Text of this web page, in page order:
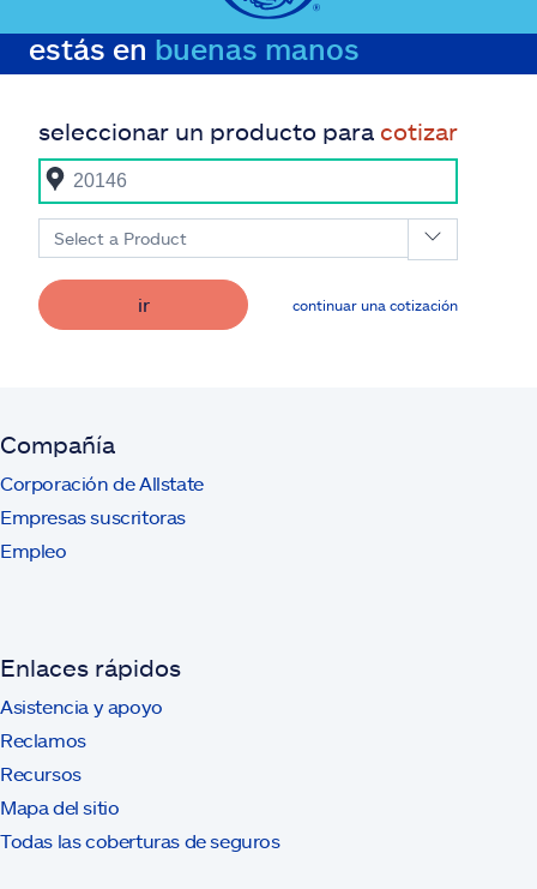
estás en buenas manos
seleccionar un producto para cotizar
Select a Product
ir continuar una cotización
Compañía
Corporación de Allstate
Empresas suscritoras
Empleo
Enlaces rápidos
Asistencia y apoyo
Reclamos
Recursos
Mapa del sitio
Todas las coberturas de seguros